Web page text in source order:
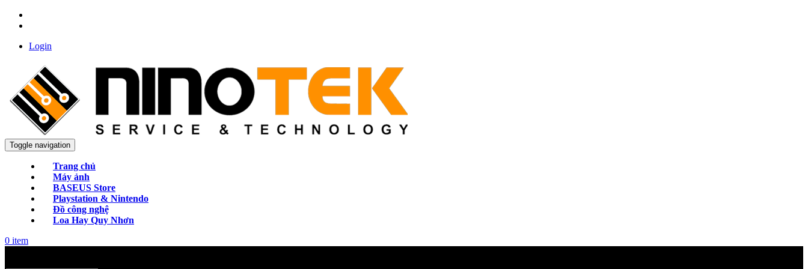
Login
Toggle navigation
Trang chủ
Máy ảnh
BASEUS Store
Playstation & Nintendo
Đồ công nghệ
Loa Hay Quy Nhơn
0 item